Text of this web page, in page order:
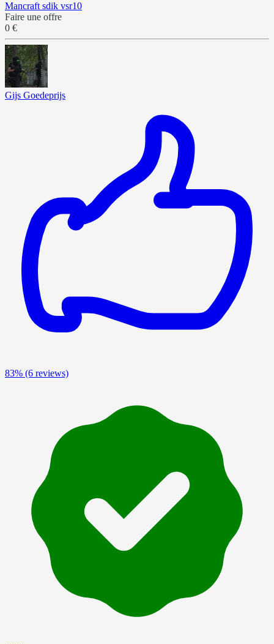
Mancraft sdik vsr10
Faire une offre
0 €
Gijs Goedeprijs
83% (6 reviews)